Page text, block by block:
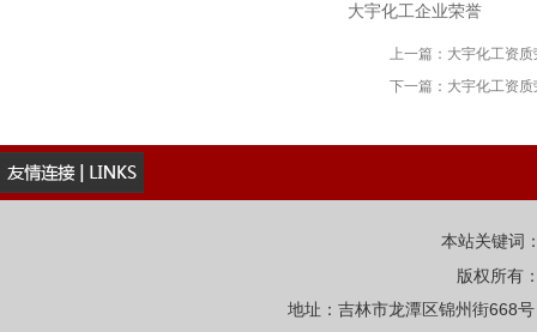
大宇化工企业荣誉
上一篇： 大宇化工资
下一篇： 大宇化工资
本站关键词
版权所有
地址：吉林市龙潭区锦州街